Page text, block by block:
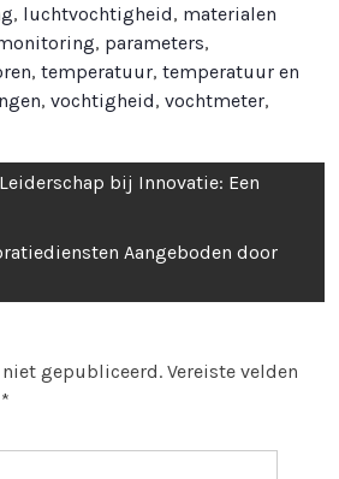
, luchtvochtigheid, materialen
, parameters,
,temperatuur,temperatuur en
,vochtigheid,vochtmeter,
bij Innovatie: Een
Aangeboden door
gepubliceerd. Vereiste velden
*